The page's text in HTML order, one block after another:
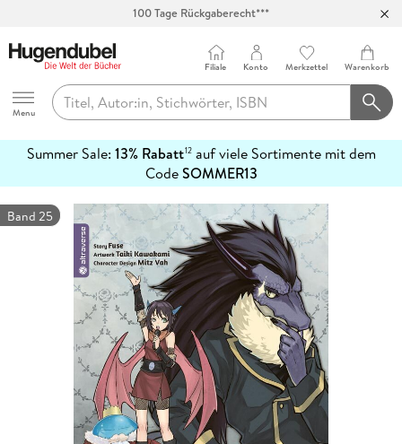
100 Tage Rückgaberecht***
Hugendubel
Menu
Filiale Konto Merkzettel Warenkorb
Summer Sale: 13% Rabatt12auf viele Sortimente mit dem
CodeSOMMER13
erfahren
Band 25